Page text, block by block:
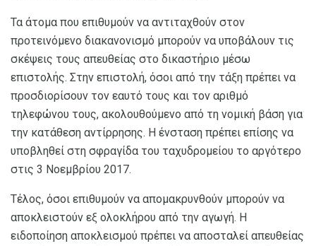
Τα άτομα που επιθυμούν να αντιταχθούν στον
προτεινόμενο διακανονισμό μπορούν να υποβάλουν τις
σκέψεις τους απευθείας στο δικαστήριο μέσω
επιστολής. Στην επιστολή, όσοι από την τάξη πρέπει να
προσδιορίσουν τον εαυτό τους και τον αριθμό
τηλεφώνου τους, ακολουθούμενο από τη νομική βάση για
την κατάθεση αντίρρησης. Η ένσταση πρέπει επίσης να
υποβληθεί στη σφραγίδα του ταχυδρομείου το αργότερο
στις 3 Νοεμβρίου 2017.
Τέλος, όσοι επιθυμούν να απομακρυνθούν μπορούν να
αποκλειστούν εξ ολοκλήρου από την αγωγή. Η
ειδοποίηση αποκλεισμού πρέπει να αποσταλεί απευθείας